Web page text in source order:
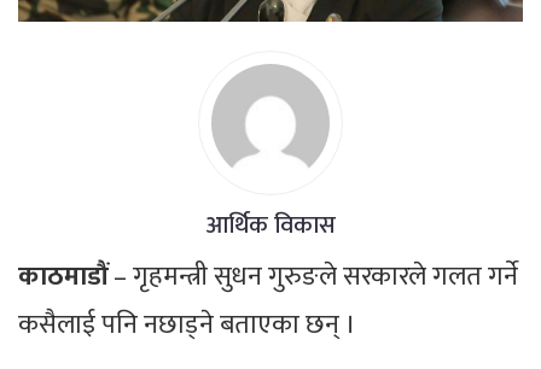
आर्थिक विकास
काठमाडौं– गृहमन्त्री सुधन गुरुङले सरकारले गलत गर्ने
कसैलाई पनि नछाड्ने बताएका छन् ।